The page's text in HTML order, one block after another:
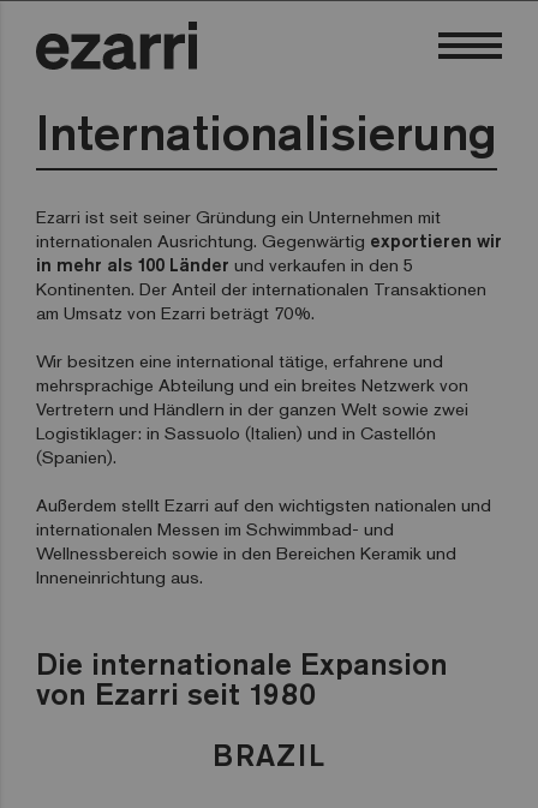
Internationalisierung
Ezarri ist seit seiner Gründung ein Unternehmen mit
internationalen Ausrichtung. Gegenwärtig exportieren wir
in mehr als 100 Länder und verkaufen in den 5
Kontinenten. Der Anteil der internationalen Transaktionen
am Umsatz von Ezarri beträgt 70%.
Wir besitzen eine international tätige, erfahrene und
mehrsprachige Abteilung und ein breites Netzwerk von
Vertretern und Händlern in der ganzen Welt sowie zwei
Logistiklager: in Sassuolo (Italien) und in Castellón
(Spanien).
Außerdem stellt Ezarri auf den wichtigsten nationalen und
internationalen Messen im Schwimmbad- und
Wellnessbereich sowie in den Bereichen Keramik und
Inneneinrichtung aus.
Die internationale Expansion
von Ezarri seit 1980
BRAZIL
LEBANON